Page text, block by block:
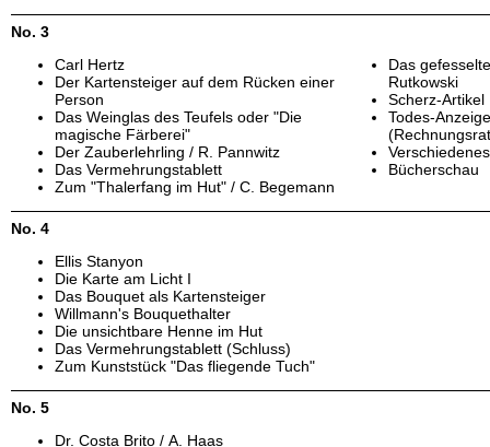
No. 3
Carl Hertz
Der Kartensteiger auf dem Rücken einer
Person
Das Weinglas des Teufels oder "Die
magische Färberei"
Der Zauberlehrling / R. Pannwitz
Das Vermehrungstablett
Zum "Thalerfang im Hut" / C. Begemann
Das
Rutkowski
Scherz-Artikel
Todes-
Verschiedenes
Bücherschau
No. 4
Ellis Stanyon
Die Karte am Licht I
Das Bouquet als Kartensteiger
Willmann's Bouquethalter
Die unsichtbare Henne im Hut
Das Vermehrungstablett (Schluss)
Zum Kunststück "Das fliegende Tuch"
No. 5
Dr. Costa Brito / A. Haas